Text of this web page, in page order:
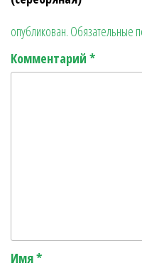
t
r
опубликован. Обязательные
Комментарий *
Имя*